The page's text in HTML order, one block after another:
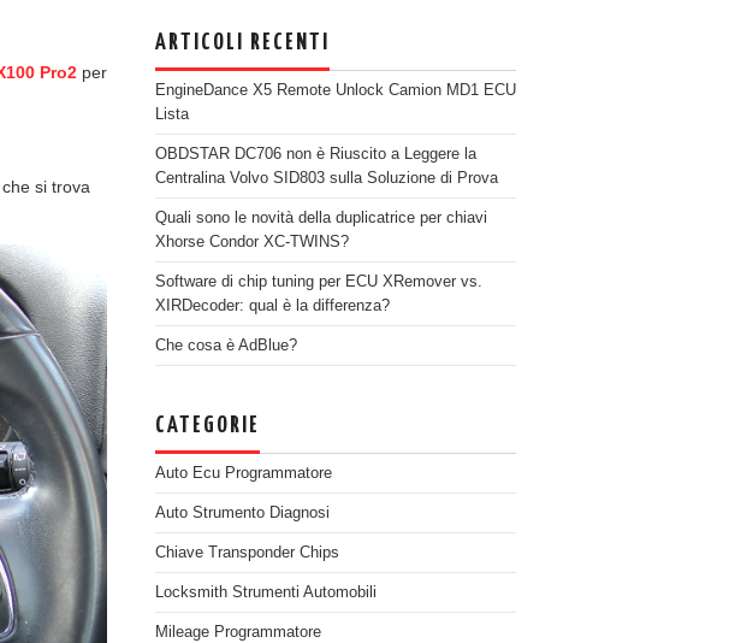
Pro2 per
si trova
ARTICOLI RECENTI
EngineDance X5 Remote Unlock Camion MD1 ECU
Lista
OBDSTAR DC706 non è Riuscito a Leggere la
Centralina Volvo SID803 sulla Soluzione di Prova
Quali sono le novità della duplicatrice per chiavi
Xhorse Condor XC-TWINS?
Software di chip tuning per ECU XRemover vs.
XIRDecoder: qual è la differenza?
Che cosa è AdBlue?
CATEGORIE
Auto Ecu Programmatore
Auto Strumento Diagnosi
Chiave Transponder Chips
Locksmith Strumenti Automobili
Mileage Programmatore